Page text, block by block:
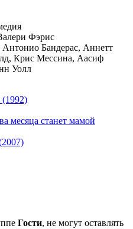
Фэрис
Бандерас, Аннетт
Крис Мессина, Аасиф
Уолл
месяца станет мамой
Гости, не могут оставлять